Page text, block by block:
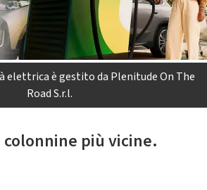
elettrica è gestito da Plenitude On The
Road S.r.l.
colonnine più vicine.